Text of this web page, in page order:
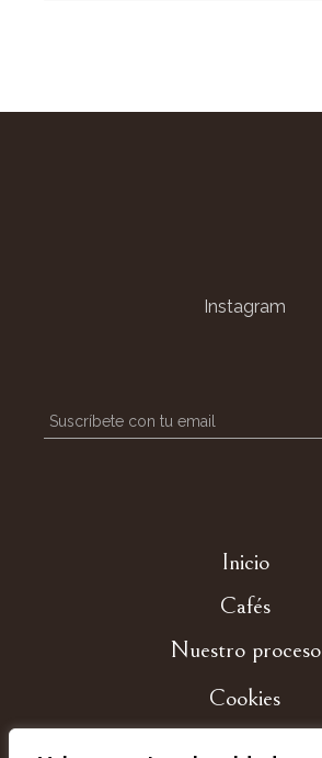
Instagram
Inicio
Cafés
Nuestro proceso
Cookies